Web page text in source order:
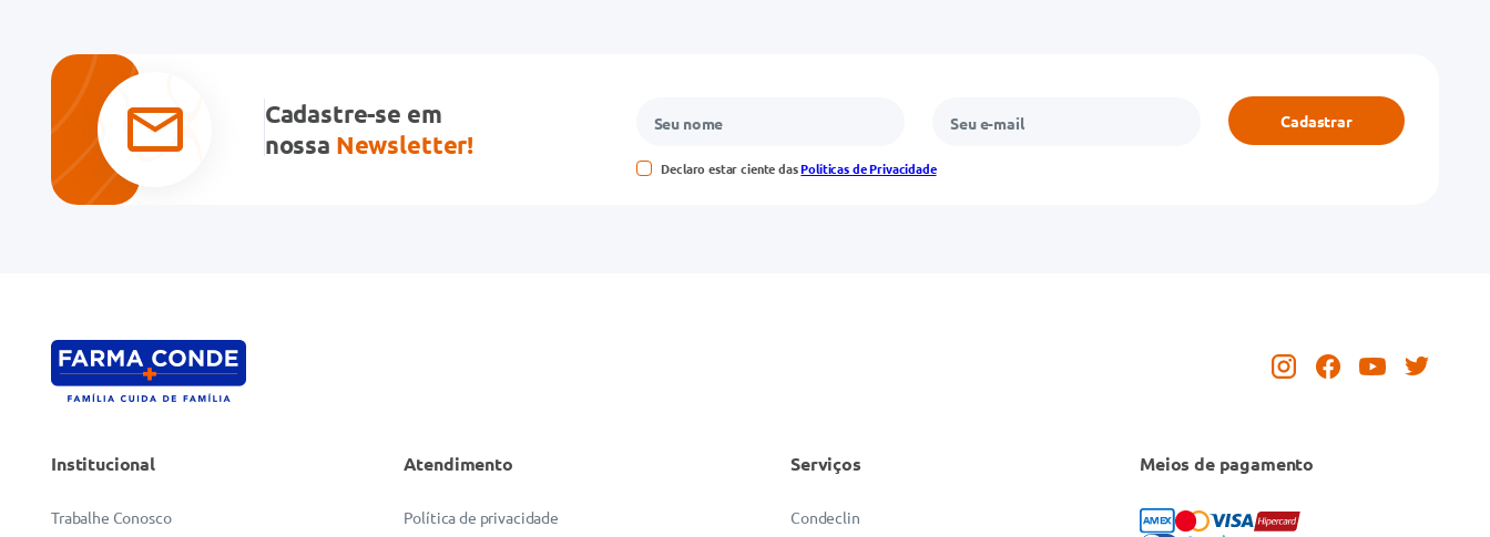
Cadastre-se em
nossa Newsletter!
Declaro estar ciente dasPolíticas de Privacidade
Cadastrar
Institucional
Trabalhe Conosco
Atendimento
Política de privacidade
Serviços
Condeclin
Meios de pagamento